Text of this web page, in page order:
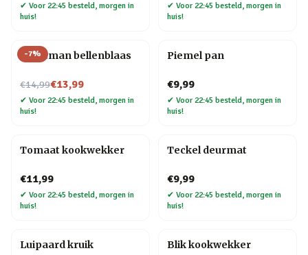
✔ Voor 22:45 besteld, morgen in
huis!
✔ Voor 22:45 besteld, morgen in
huis!
-7%
Kerstman bellenblaas
€14,99
Nu voor€13,99
✔ Voor 22:45 besteld, morgen in
huis!
Piemel pan
€9,99
✔ Voor 22:45 besteld, morgen in
huis!
Tomaat kookwekker
€11,99
✔ Voor 22:45 besteld, morgen in
huis!
Teckel deurmat
€9,99
✔ Voor 22:45 besteld, morgen in
huis!
Luipaard kruik Blik kookwekker